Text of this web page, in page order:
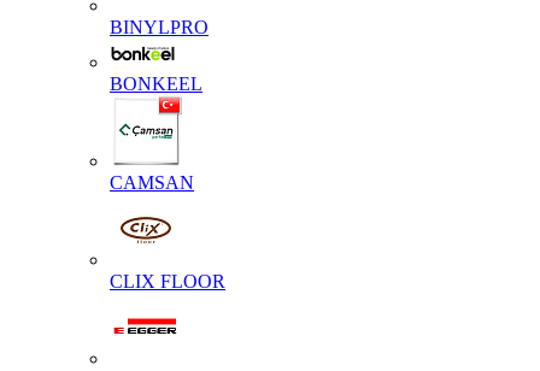
BINYLPRO
BONKEEL
CAMSAN
CLIX FLOOR